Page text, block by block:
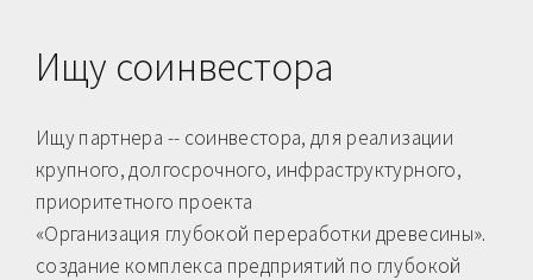
Ищу соинвестора
Ищу партнера -- соинвестора, для реализации
крупного, долгосрочного, инфраструктурного,
приоритетного проекта
«Организация глубокой переработки древесины».
создание комплекса предприятий по глубокой